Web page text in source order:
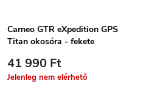
Carneo GTR eXpedition GPS
Titan okosóra - fekete
41 990 Ft
Jelenleg nem elérhető